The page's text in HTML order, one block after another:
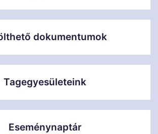
dokumentumok
Tagegyesületeink
Eseménynaptár